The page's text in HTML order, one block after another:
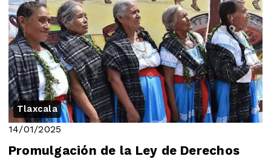
Tlaxcala
14/01/2025
Promulgación de la Ley de Derechos